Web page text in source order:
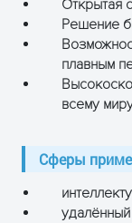
Открытая
Решение
плавным
всему
Сферы
температур
Размеры, мм